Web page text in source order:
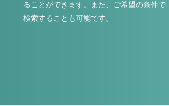
ることができます。また、ご希望の条件で
検索することも可能です。